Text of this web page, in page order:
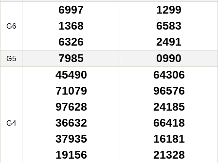
G6
6997
1368
6326
1299
6583
2491
G5 7985 0990
G4
45490
71079
97628
36632
37935
19156
64306
96576
24185
66418
16181
21328